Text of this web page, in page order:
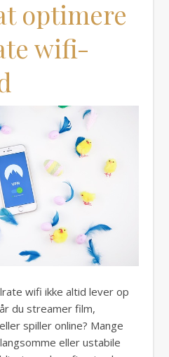
optimere
wifi-
wifi ikke altid lever op
du streamer film,
spiller online? Mange
eller ustabile